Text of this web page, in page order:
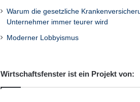
Warum die gesetzliche
Unternehmer immer teurer wird
Moderner Lobbyismus
Wirtschaftsfenster ist ein Projekt von: